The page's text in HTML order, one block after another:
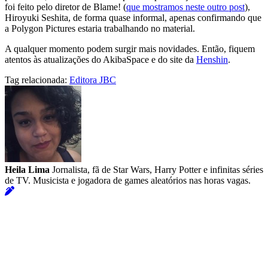
foi feito pelo diretor de Blame! (que mostramos neste outro post),
Hiroyuki Seshita, de forma quase informal, apenas confirmando que
a Polygon Pictures estaria trabalhando no material.
A qualquer momento podem surgir mais novidades. Então, fiquem
atentos às atualizações do AkibaSpace e do site da Henshin.
Tag relacionada: Editora JBC
Heila Lima Jornalista, fã de Star Wars, Harry Potter e infinitas séries
de TV. Musicista e jogadora de games aleatórios nas horas vagas.